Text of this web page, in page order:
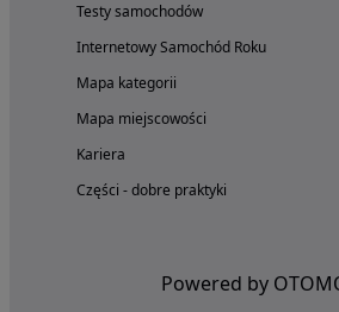
Testy samochodów
Internetowy Samochód Roku
Mapa kategorii
Mapa miejscowości
Kariera
Części - dobre praktyki
Powered by